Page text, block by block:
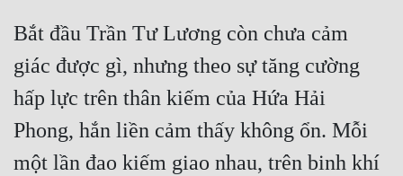
Bắt đầu Trần Tư Lương còn chưa cảm
giác được gì, nhưng theo sự tăng cường
hấp lực trên thân kiếm của Hứa Hải
Phong, hắn liền cảm thấy không ổn. Mỗi
một lần đao kiếm giao nhau, trên binh khí